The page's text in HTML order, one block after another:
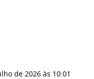
de 2026 às 10:01